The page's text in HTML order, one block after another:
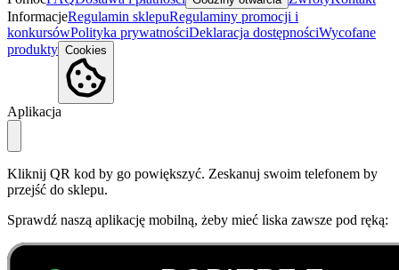
InformacjeRegulamin sklepuRegulaminy promocji i
konkursówPolityka prywatnościDeklaracja dostępnościWycofane
produkty Cookies
Aplikacja
Kliknij QR kod by go powiększyć. Zeskanuj swoim telefonem by
przejść do sklepu.
Sprawdź naszą aplikację mobilną, żeby mieć liska zawsze pod ręką: